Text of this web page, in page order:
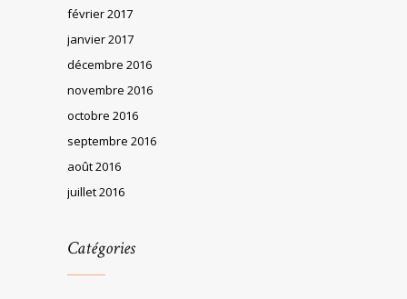
février 2017
janvier 2017
décembre 2016
novembre 2016
octobre 2016
septembre 2016
août 2016
juillet 2016
Catégories